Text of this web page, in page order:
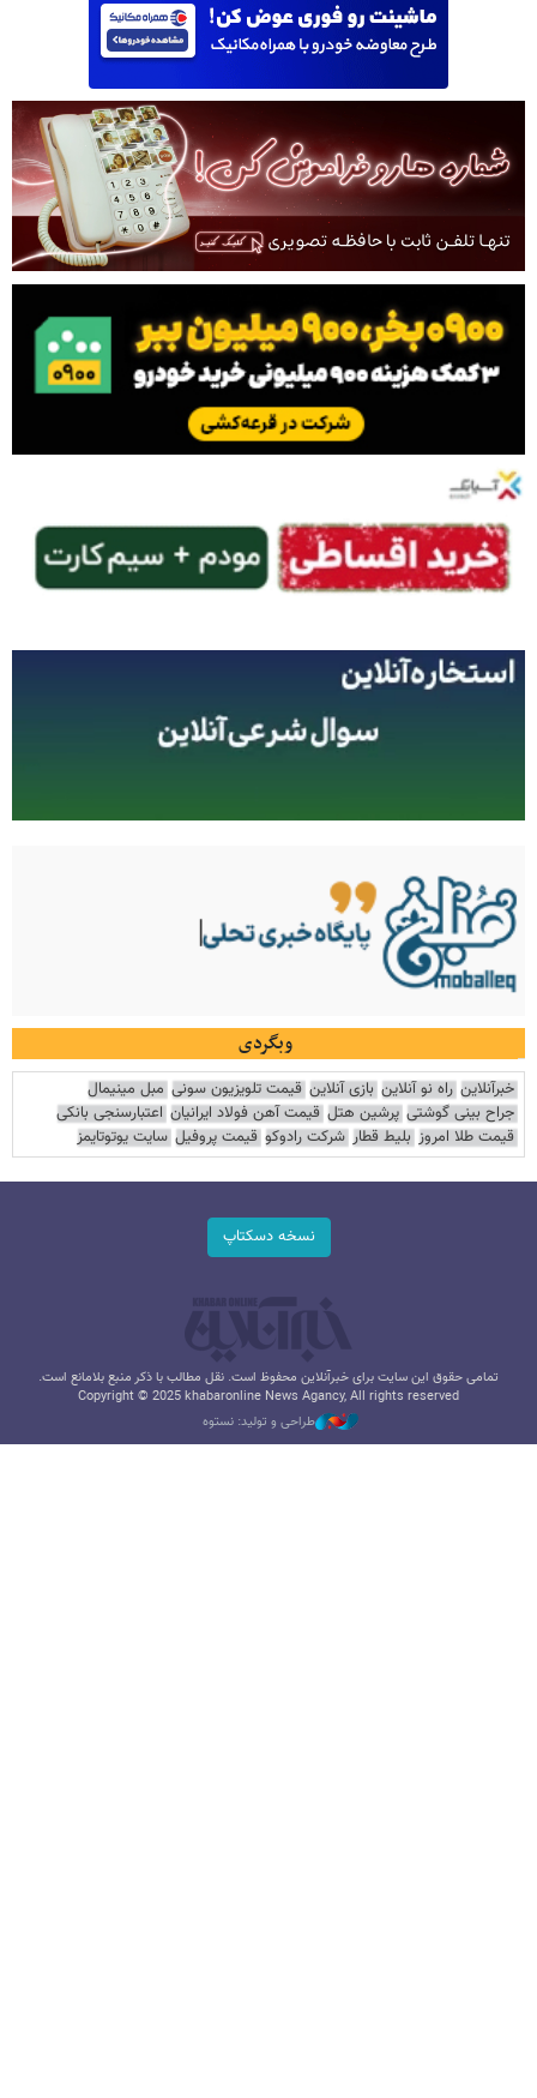
وبگردی
خبرآنلاین راه نو آنلاین بازی آنلاین قیمت تلویزیون سونی مبل مینیمال
جراح بینی گوشتی پرشین هتل قیمت آهن فولاد ایرانیان اعتبارسنجی بانکی
قیمت طلا امروز بلیط قطار شرکت رادوکو قیمت پروفیل سایت یوتوتایمز
نسخه دسکتاپ
تمامی حقوق این سایت برای خبرآنلاین محفوظ است. نقل مطالب با ذکر منبع بلامانع است.
Copyright © 2025 khabaronline News Agancy, All rights reserved
طراحی و تولید: نستوه